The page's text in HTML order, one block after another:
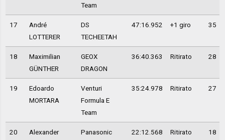
Team
17
André
LOTTERER
DS
TECHEETAH
47:16.952 +1 giro 35
18
Maximilian
GÜNTHER
GEOX
DRAGON
36:40.363 Ritirato 28
19
Edoardo
MORTARA
Venturi
Formula E
Team
35:24.978 Ritirato 27
20
Alexander
Panasonic
22:12.568 Ritirato 18